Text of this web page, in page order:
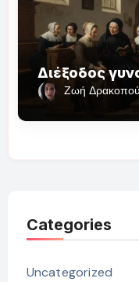
Διέξοδος
Ζωή
Categories
Uncategorized